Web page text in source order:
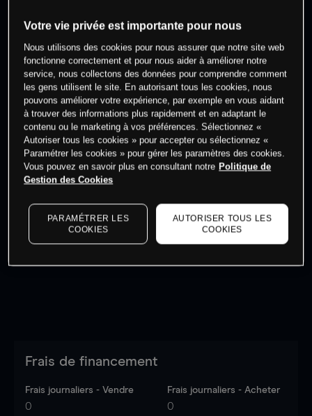
0% des clients ont une position àsur
cet actif
Commencez à trader
Les prix sont indicatifs.Connectez-vouspour voir les
dernières données du marché.Log into see latest
market data
Frais de financement
Frais journaliers - Vendre
0
Frais journaliers - Acheter
0
Votre vie privée est importante pour nous
Nous utilisons des cookies pour nous assurer que notre site web
fonctionne correctement et pour nous aider à améliorer notre
service, nous collectons des données pour comprendre comment
les gens utilisent le site. En autorisant tous les cookies, nous
pouvons améliorer votre expérience, par exemple en vous aidant
à trouver des informations plus rapidement et en adaptant le
contenu ou le marketing à vos préférences. Sélectionnez «
Autoriser tous les cookies » pour accepter ou sélectionnez «
Paramétrer les cookies » pour gérer les paramètres des cookies.
Vous pouvez en savoir plus en consultant notre Politique de
Gestion des Cookies
PARAMÉTRER LES
COOKIES
AUTORISER TOUS LES
COOKIES